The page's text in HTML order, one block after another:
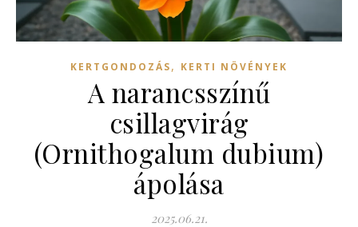
KERTGONDOZÁS, KERTI NÖVÉNYEK
A narancsszínű
csillagvirág
(Ornithogalum dubium)
ápolása
2025.06.21.